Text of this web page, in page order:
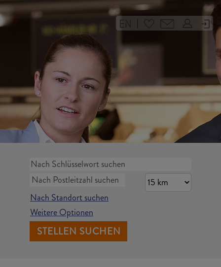
|
Nach Standort suchen
Weitere Optionen